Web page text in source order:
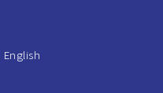
English